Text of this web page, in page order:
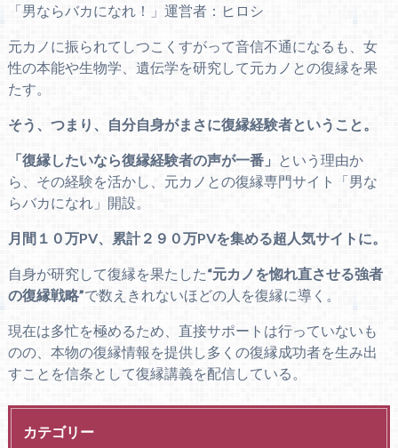
「男ならバカになれ！」運営者：ヒロシ
元カノに振られてしつこくすがって音信不通になるも、女
性の本能や生物学、遺伝学を研究して元カノとの復縁を果
たす。
そう、つまり、自分自身がまさに復縁経験者ということ。
「復縁したいなら復縁経験者の声が一番」
という理由か
ら、その経験を活かし、元カノとの復縁専門サイト「男な
らバカになれ」開設。
月間１０万PV、累計２９０万PVを集める超人気サイトに。
自身が研究して復縁を果たした“元カノを惚れ直させる強者
の復縁戦略”で数えきれないほどの人を復縁に導く。
現在は多忙を極めるため、直接サポートは行っていないも
のの、本物の復縁情報を提供し多くの復縁成功者を生み出
すことを信条として復縁講義を配信している。
カテゴリー